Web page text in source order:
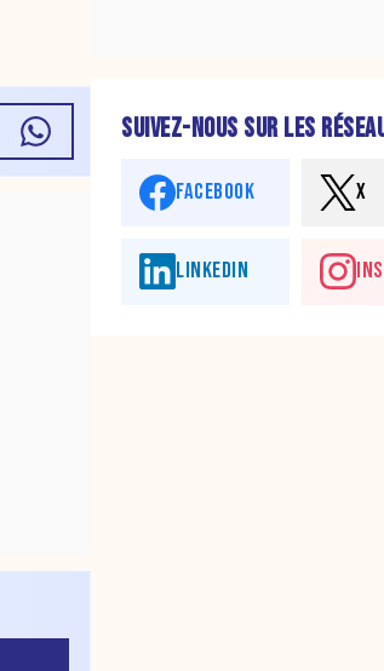
SUIVEZ-NOUS SUR LES
FACEBOOK X
LINKEDIN